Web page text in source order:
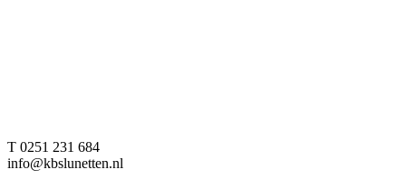
T 0251 231 684
info@kbslunetten.nl